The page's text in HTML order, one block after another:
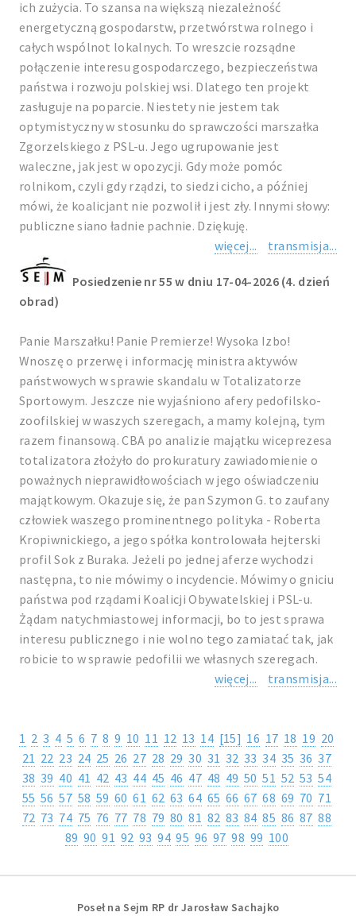
ich zużycia. To szansa na większą niezależność
energetyczną gospodarstw, przetwórstwa rolnego i
całych wspólnot lokalnych. To wreszcie rozsądne
połączenie interesu gospodarczego, bezpieczeństwa
państwa i rozwoju polskiej wsi. Dlatego ten projekt
zasługuje na poparcie. Niestety nie jestem tak
optymistyczny w stosunku do sprawczości marszałka
Zgorzelskiego z PSL-u. Jego ugrupowanie jest
waleczne, jak jest w opozycji. Gdy może pomóc
rolnikom, czyli gdy rządzi, to siedzi cicho, a później
mówi, że koalicjant nie pozwolił i jest zły. Innymi słowy:
publiczne siano ładnie pachnie. Dziękuję.
więcej...
transmisja...
Posiedzenie nr 55 w dniu 17-04-2026 (4. dzień
obrad)
Panie Marszałku! Panie Premierze! Wysoka Izbo!
Wnoszę o przerwę i informację ministra aktywów
państwowych w sprawie skandalu w Totalizatorze
Sportowym. Jeszcze nie wyjaśniono afery pedofilsko-
zoofilskiej w waszych szeregach, a mamy kolejną, tym
razem finansową. CBA po analizie majątku wiceprezesa
totalizatora złożyło do prokuratury zawiadomienie o
poważnych nieprawidłowościach w jego oświadczeniu
majątkowym. Okazuje się, że pan Szymon G. to zaufany
człowiek waszego prominentnego polityka - Roberta
Kropiwnickiego, a jego spółka kontrolowała hejterski
profil Sok z Buraka. Jeżeli po jednej aferze wychodzi
następna, to nie mówimy o incydencie. Mówimy o gniciu
państwa pod rządami Koalicji Obywatelskiej i PSL-u.
Żądam natychmiastowej informacji, bo to jest sprawa
interesu publicznego i nie wolno tego zamiatać tak, jak
robicie to w sprawie pedofilii we własnych szeregach.
więcej...
transmisja...
1 2 3 4 5 6 7 8 9 10 11 12 13 14 [15] 16 17 18 19 20
21 22 23 24 25 26 27 28 29 30 31 32 33 34 35 36 37
38 39 40 41 42 43 44 45 46 47 48 49 50 51 52 53 54
55 56 57 58 59 60 61 62 63 64 65 66 67 68 69 70 71
72 73 74 75 76 77 78 79 80 81 82 83 84 85 86 87 88
89 90 91 92 93 94 95 96 97 98 99 100
Poseł na Sejm RP dr Jarosław Sachajko